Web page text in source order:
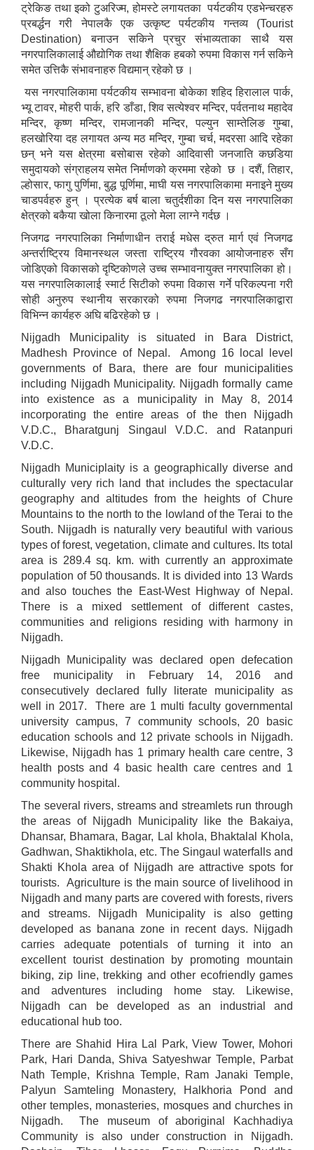
ट्रेकिङ तथा इको टुअरिज्म, होमस्टे लगायतका पर्यटकीय एडभेन्चरहरु
प्रबर्द्धन गरी नेपालकै एक उत्कृष्ट पर्यटकीय गन्तव्य (Tourist
Destination) बनाउन सकिने प्रचुर संभाव्यताका साथै यस
नगरपालिकालाई औद्योगिक तथा शैक्षिक हबको रुपमा विकास गर्न सकिने
समेत उत्तिकै संभावनाहरु विद्यमान् रहेको छ ।
यस नगरपालिकामा पर्यटकीय सम्भावना बोकेका शहिद हिरालाल पार्क,
भ्यू टावर, मोहरी पार्क, हरि डाँडा, शिव सत्येश्वर मन्दिर, पर्वतनाथ महादेव
मन्दिर, कृष्ण मन्दिर, रामजानकी मन्दिर, पल्युन साम्तेलिङ गुम्बा,
हलखोरिया दह लगायत अन्य मठ मन्दिर, गुम्बा चर्च, मदरसा आदि रहेका
छन् भने यस क्षेत्रमा बसोबास रहेको आदिवासी जनजाति कछडिया
समुदायको संग्राहलय समेत निर्माणको क्रममा रहेको छ । दशैं, तिहार,
ल्होसार, फागु पुर्णिमा, बुद्ध पूर्णिमा, माघी यस नगरपालिकामा मनाइने मुख्य
चाडपर्वहरु हुन् । प्रत्येक बर्ष बाला चतुर्दशीका दिन यस नगरपालिका
क्षेत्रको बकैया खोला किनारमा ठूलो मेला लाग्ने गर्दछ ।
निजगढ नगरपालिका निर्माणाधीन तराई मधेस द्रुत मार्ग एवं निजगढ
अन्तर्राष्ट्रिय विमानस्थल जस्ता राष्ट्रिय गौरवका आयोजनाहरु सँग
जोडिएको विकासको दृष्टिकोणले उच्च सम्भावनायुक्त नगरपालिका हो।
यस नगरपालिकालाई स्मार्ट सिटीको रुपमा विकास गर्ने परिकल्पना गरी
सोही अनुरुप स्थानीय सरकारको रुपमा निजगढ नगरपालिकाद्वारा
विभिन्न कार्यहरु अघि बढिरहेको छ ।
Nijgadh Municipality is situated in Bara District,
Madhesh Province of Nepal. Among 16 local level
governments of Bara, there are four municipalities
including Nijgadh Municipality. Nijgadh formally came
into existence as a municipality in May 8, 2014
incorporating the entire areas of the then Nijgadh
V.D.C., Bharatgunj Singaul V.D.C. and Ratanpuri
V.D.C.
Nijgadh Municiplaity is a geographically diverse and
culturally very rich land that includes the spectacular
geography and altitudes from the heights of Chure
Mountains to the north to the lowland of the Terai to the
South. Nijgadh is naturally very beautiful with various
types of forest, vegetation, climate and cultures. Its total
area is 289.4 sq. km. with currently an approximate
population of 50 thousands. It is divided into 13 Wards
and also touches the East-West Highway of Nepal.
There is a mixed settlement of different castes,
communities and religions residing with harmony in
Nijgadh.
Nijgadh Municipality was declared open defecation
free municipality in February 14, 2016 and
consecutively declared fully literate municipality as
well in 2017. There are 1 multi faculty governmental
university campus, 7 community schools, 20 basic
education schools and 12 private schools in Nijgadh.
Likewise, Nijgadh has 1 primary health care centre, 3
health posts and 4 basic health care centres and 1
community hospital.
The several rivers, streams and streamlets run through
the areas of Nijgadh Municipality like the Bakaiya,
Dhansar, Bhamara, Bagar, Lal khola, Bhaktalal Khola,
Gadhwan, Shaktikhola, etc. The Singaul waterfalls and
Shakti Khola area of Nijgadh are attractive spots for
tourists. Agriculture is the main source of livelihood in
Nijgadh and many parts are covered with forests, rivers
and streams. Nijgadh Municipality is also getting
developed as banana zone in recent days. Nijgadh
carries adequate potentials of turning it into an
excellent tourist destination by promoting mountain
biking, zip line, trekking and other ecofriendly games
and adventures including home stay. Likewise,
Nijgadh can be developed as an industrial and
educational hub too.
There are Shahid Hira Lal Park, View Tower, Mohori
Park, Hari Danda, Shiva Satyeshwar Temple, Parbat
Nath Temple, Krishna Temple, Ram Janaki Temple,
Palyun Samteling Monastery, Halkhoria Pond and
other temples, monasteries, mosques and churches in
Nijgadh. The museum of aboriginal Kachhadiya
Community is also under construction in Nijgadh.